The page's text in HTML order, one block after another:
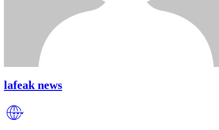
lafeak news